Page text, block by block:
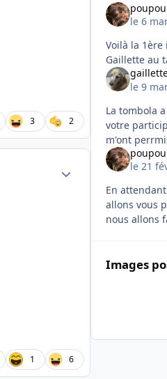
3 2
Author stats
1 6
le 6
Voilà la
le 9
La tombola
votre
m'ont
propriétés
précieuses,
le 21
En
allons vous
nous allons faire. Voici pour
Images